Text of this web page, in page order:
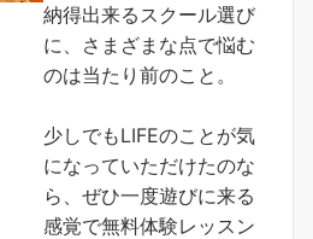
納得出来るスクール選び
に、さまざまな点で悩む
のは当たり前のこと。
少しでもLIFEのことが気
になっていただけたのな
ら、ぜひ一度遊びに来る
感覚で無料体験レッスン